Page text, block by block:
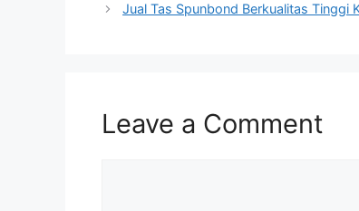
Jual Tas Spunbond Berkualitas Tinggi
Leave a Comment